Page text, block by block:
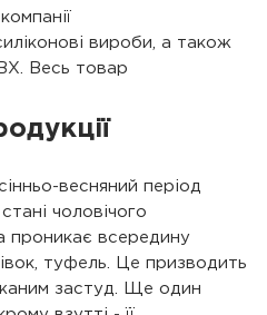
вироби, а також
Весь товар
весняний період
чоловічого
проникає всередину
туфель. Це призводить
застуд. Ще один